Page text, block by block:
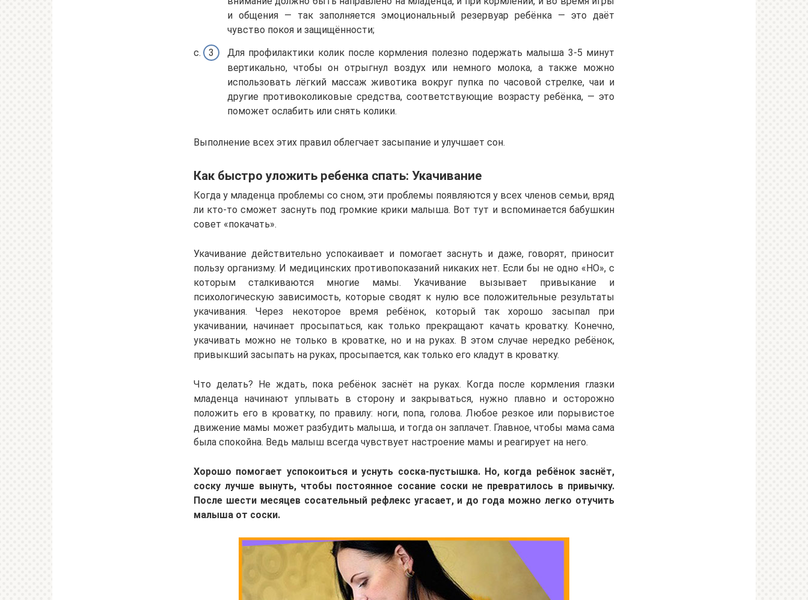
и общения — так заполняется эмоциональный резервуар ребёнка — это даёт
чувство покоя и защищённости;
Для профилактики колик после кормления полезно подержать малыша 3-5 минут
вертикально, чтобы он отрыгнул воздух или немного молока, а также можно
использовать лёгкий массаж животика вокруг пупка по часовой стрелке, чаи и
другие противоколиковые средства, соответствующие возрасту ребёнка, — это
поможет ослабить или снять колики.
Выполнение всех этих правил облегчает засыпание и улучшает сон.
Как быстро уложить ребенка спать: Укачивание
Когда у младенца проблемы со сном, эти проблемы появляются у всех членов семьи, вряд
ли кто-то сможет заснуть под громкие крики малыша. Вот тут и вспоминается бабушкин
совет «покачать».
Укачивание действительно успокаивает и помогает заснуть и даже, говорят, приносит
пользу организму. И медицинских противопоказаний никаких нет. Если бы не одно «НО», с
которым сталкиваются многие мамы. Укачивание вызывает привыкание и
психологическую зависимость, которые сводят к нулю все положительные результаты
укачивания. Через некоторое время ребёнок, который так хорошо засыпал при
укачивании, начинает просыпаться, как только прекращают качать кроватку. Конечно,
укачивать можно не только в кроватке, но и на руках. В этом случае нередко ребёнок,
привыкший засыпать на руках, просыпается, как только его кладут в кроватку.
Что делать? Не ждать, пока ребёнок заснёт на руках. Когда после кормления глазки
младенца начинают уплывать в сторону и закрываться, нужно плавно и осторожно
положить его в кроватку, по правилу: ноги, попа, голова. Любое резкое или порывистое
движение мамы может разбудить малыша, и тогда он заплачет. Главное, чтобы мама сама
была спокойна. Ведь малыш всегда чувствует настроение мамы и реагирует на него.
Хорошо помогает успокоиться и уснуть соска-пустышка. Но, когда ребёнок заснёт,
соску лучше вынуть, чтобы постоянное сосание соски не превратилось в привычку.
После шести месяцев сосательный рефлекс угасает, и до года можно легко отучить
малыша от соски.